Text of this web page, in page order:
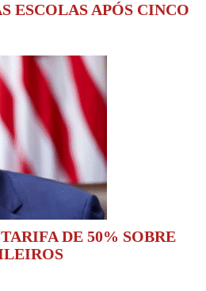
ESCOLAS APÓS CINCO
DE 50% SOBRE